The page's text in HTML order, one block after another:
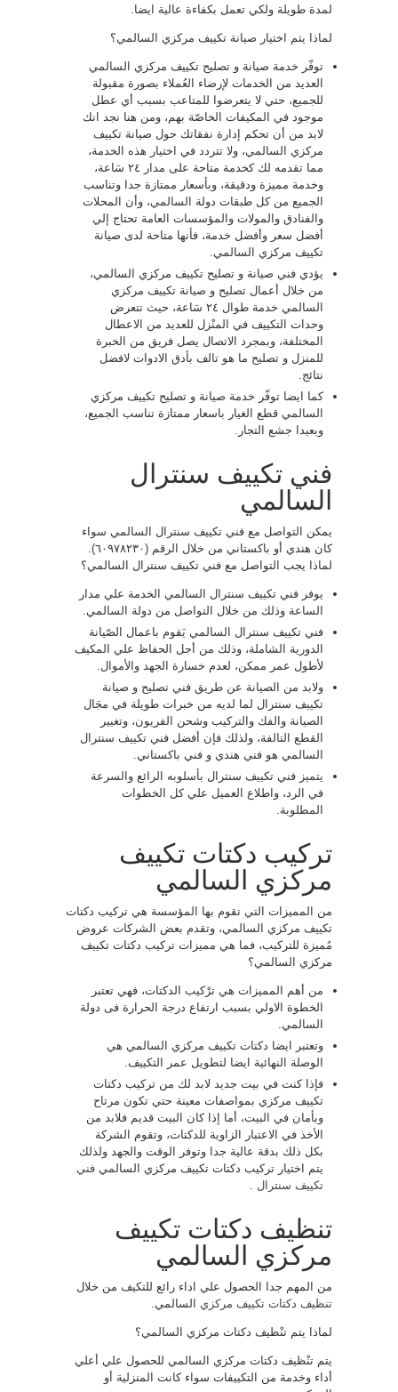
لمدة طويلة ولكي تعمل بكفاءة عالية ايضا.
لماذا يتم اختيار صيانة تكييف مركزي السالمي؟
توفّر خدمة صيانة و تصليح تكييف مركزي السالمي
العديد من الخدمات لإرضاء العُملاء بصورة مقبولة
للجميع، حتي لا يتعرضوا للمتاعب بسبب أي عطل
موجود في المكيفات الخاصّة بهم، ومن هنا نجد انك
لابد من أن تحكم إدارة نفقاتك حول صيانة تكييف
مركزي السالمي، ولا تتردد في اختيار هذه الخدمة،
مما تقدمه لك كخدمة متاحة على مدار ٢٤ سَاعة،
وخدمة مميزة ودقيقة، وبأسعار ممتازة جدا وتناسب
الجميع من كل طبقات دولة السالمي، وأن المحلات
والفنادق والمولات والمؤسسات العامة تحتاج إلي
أفضل سعر وأفضل خدمة، فأنها متاحة لدى صيانة
تكييف مركزي السالمي.
يؤدي فني صيانة و تصليح تكييف مركزي السالمي،
من خلال أعمال تصليح و صيانة تكييف مركزي
السالمي خدمة طوال ٢٤ سَاعة، حيث تتعرض
وحدات التكييف في المنْزل للعديد من الاعطال
المختلفة، وبمجرد الاتصال يصل فريق من الخبرة
للمنزل و تصليح ما هو تالف بأدق الادوات لافضل
نتائج.
كما ايضا توفّر خدمة صيانة و تصليح تكييف مركزي
السالمي قطع الغيار باسعار ممتازة تناسب الجميع،
وبعيدا جشع التجار.
فني تكييف سنترال
السالمي
يمكن التواصل مع فني تكييف سنترال السالمي سواء
كان هندي أو باكستاني من خلال الرقم (٦٠٩٧٨٢٣٠).
لماذا يجب التواصل مع فني تكييف سنترال السالمي؟
يوفر فني تكييف سنترال السالمي الخدمة علي مدار
الساعة وذلك من خلال التواصل من دولة السالمي.
فني تكييف سنترال السالمي يَقوم باعمال الصّيانة
الدورية الشاملة، وذلك من أجل الحفاظ علي المكيف
لأطول عمر ممكن، لعدم خسارة الجهد والأموال.
ولابد من الصيانة عن طريق فني تصليح و صيانة
تكييف سنترال لما لديه من خبرات طويلة في مجَال
الصيانة والفك والتركيب وشحن الفريون، وتغيير
القطع التالفة، ولذلك فإن أفضل فني تكييف سنترال
السالمي هو فني هندي و فني باكستاني.
يتميز فني تكييف سنترال بأسلوبه الرائع والسرعة
في الرد، واطلاع العميل علي كل الخطوات
المطلوبة.
تركيب دكتات تكييف
مركزي السالمي
من المميزات التي تقوم بها المؤسسة هي تركيب دكتات
تكييف مركزي السالمي، وتقدم بعض الشركات عروض
مُميزة للتركيب، فما هي مميزات تركيب دكتات تكييف
مركزي السالمي؟
من أهم المميزات هي ترْكيب الدكتات، فهي تعتبر
الخطوة الاولي بسبب ارتفاع درجة الحرارة فى دولة
السالمي.
وتعتبر ايضا دكتات تكييف مركزي السالمي هي
الوصلة النهائية ايضا لتطويل عمر التكييف.
فإذا كنت في بيت جديد لابد لك من تركيب دكتات
تكييف مركزي بمواصفات معينة حتي تكون مرتاح
وبأمان في البيت، أما إذا كان البيت قديم فلابد من
الأخذ في الاعتبار الزاوية للدكتات، وتقوم الشركة
بكل ذلك بدقة عالية جدا وتوفر الوقت والجهد ولذلك
يتم اختيار تركيب دكتات تكييف مركزي السالمي فني
تكييف سنترال
تنظيف دكتات تكييف
مركزي السالمي
من المهم جدا الحصول علي اداء رائع للتكيف من خلال
تنظيف دكتات تكييف مركزي السالمي.
لماذا يتم تنْظيف دكتات مركزي السالمي؟
يتم تنْظيف دكتات مركزي السالمي للحصول علي أعلي
أداء وخدمة من التكييفات سواء كانت المنزلية أو